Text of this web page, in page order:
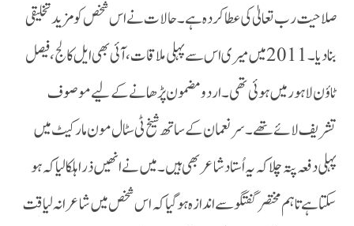
صلاحیت رب تعالیٰ کی عطا کردہ ہے۔ حالات نے اس شخص کو مزید تخلیقی
بنا دیا ۔ 2011 میں میری اس سے پہلی ملاقات، آئی بھی ایل کالج ،فیصل
ٹاؤن لاہورمیں ہوئی تھی ۔ اردو مضمون پڑھانے کے لیے موصوف
تشریف لائے تھے۔ سر نعمان کے ساتھ شیخ ٹی سٹال مون مارکیٹ میں
پہلی دفعہ پتہ چلا کہ یہ اُستاد شاعر بھی ہیں ۔ میں نے انھیں ذرا ہلکا لیا کہ ہو
سکتا ہے تاہم مختصر گفتگو سے اندازہ ہو گیا کہ اس شخص میں شاعرانہ لیاقت